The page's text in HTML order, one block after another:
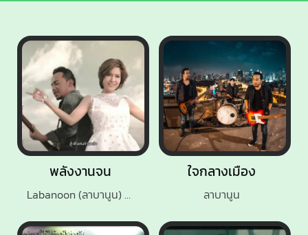
พลังงานจน
Labanoon (ลาบานูน) Feat. เปาวลี พรพิมล
ใจกลางเมือง
ลาบานูน